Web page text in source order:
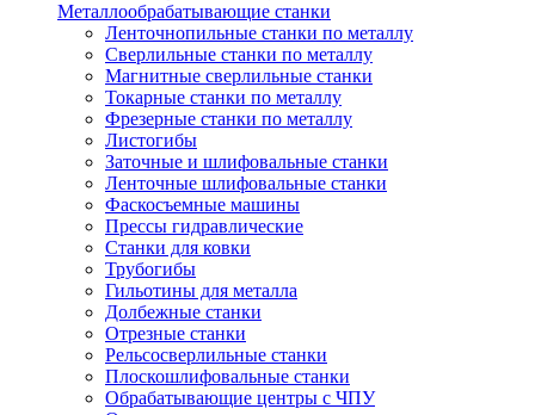
Металлообрабатывающие станки
Ленточнопильные станки по металлу
Сверлильные станки по металлу
Магнитные сверлильные станки
Токарные станки по металлу
Фрезерные станки по металлу
Листогибы
Заточные и шлифовальные станки
Ленточные шлифовальные станки
Фаскосъемные машины
Прессы гидравлические
Станки для ковки
Трубогибы
Гильотины для металла
Долбежные станки
Отрезные станки
Рельсосверлильные станки
Плоскошлифовальные станки
Обрабатывающие центры с ЧПУ